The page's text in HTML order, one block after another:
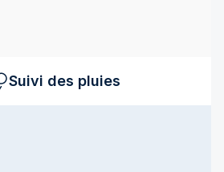
Suivi des pluies